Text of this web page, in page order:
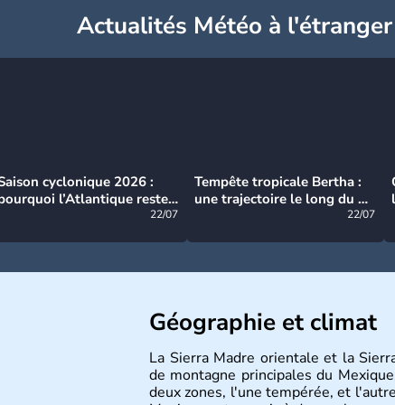
Actualités Météo à l'étranger
cyclonique 2026 :
l’Atlantique reste
22/07
Tempête tropicale Bertha :
une trajectoire le long du du
22/07
Géographie et climat
La Sierra Madre orientale et la
de montagne principales du
deux zones, l'une tempérée, et